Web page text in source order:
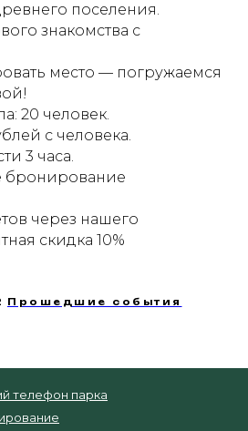
поселения.
знакомства с
место — погружаемся
20 человек.
с человека.
3 часа.
бронирование
через нашего
скидка 10%
Прошедшие события
телефон парка